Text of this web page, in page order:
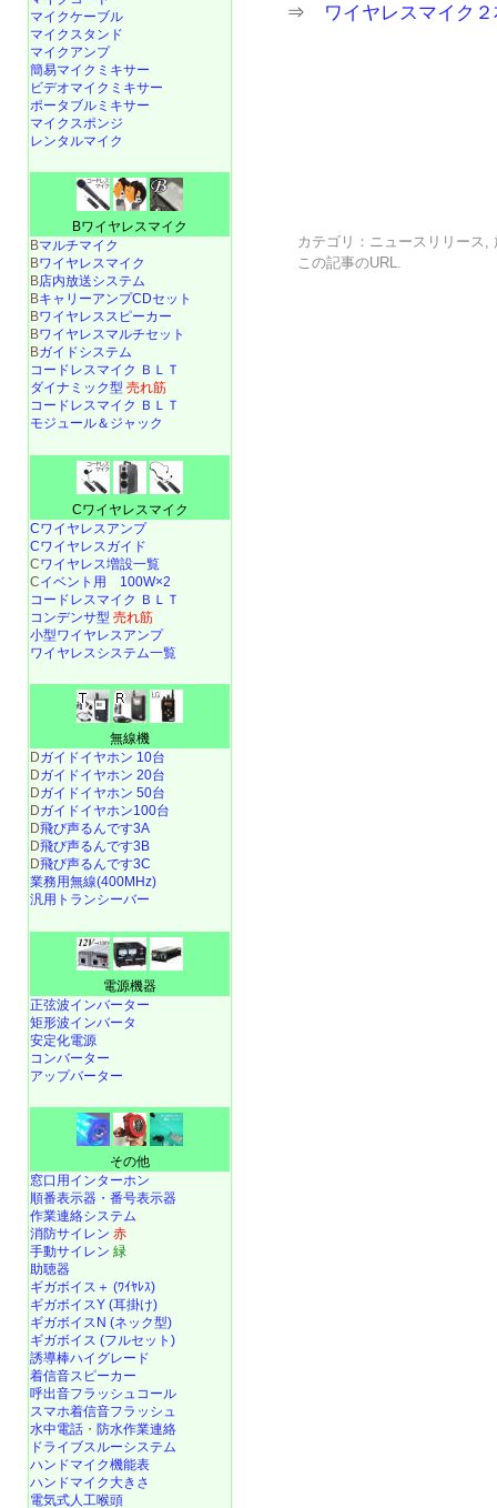
⇒ ワイヤレスマイク
カテゴリ： ニュースリリース
この記事のURL
マイクケーブル
マイクスタンド
マイクアンプ
簡易マイクミキサー
ビデオマイクミキサー
ポータブルミキサー
マイクスポンジ
レンタルマイク
Bワイヤレスマイク
Bマルチマイク
Bワイヤレスマイク
B店内放送システム
BキャリーアンプCDセット
Bワイヤレススピーカー
Bワイヤレスマルチセット
Bガイドシステム
コードレスマイク ＢＬＴ
ダイナミック型 売れ筋
コードレスマイク ＢＬＴ
モジュール＆ジャック
Cワイヤレスマイク
Cワイヤレスアンプ
Cワイヤレスガイド
Cワイヤレス増設一覧
Cイベント用 100W×2
コードレスマイク ＢＬＴ
コンデンサ型 売れ筋
小型ワイヤレスアンプ
ワイヤレスシステム一覧
無線機
Dガイドイヤホン 10台
Dガイドイヤホン 20台
Dガイドイヤホン 50台
Dガイドイヤホン100台
D飛び声るんです3A
D飛び声るんです3B
D飛び声るんです3C
業務用無線(400MHz)
汎用トランシーバー
電源機器
正弦波インバーター
矩形波インバータ
安定化電源
コンバーター
アップバーター
その他
窓口用インターホン
順番表示器・番号表示器
作業連絡システム
消防サイレン 赤
手動サイレン 緑
助聴器
ギガボイス＋ (ﾜｲﾔﾚｽ)
ギガボイスY (耳掛け)
ギガボイスN (ネック型)
ギガボイス (フルセット)
誘導棒ハイグレード
着信音スピーカー
呼出音フラッシュコール
スマホ着信音フラッシュ
水中電話 ・ 防水作業連絡
ドライブスルーシステム
ハンドマイク機能表
ハンドマイク大きさ
電気式人工喉頭